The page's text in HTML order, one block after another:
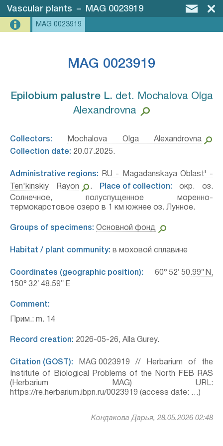
Vascular plants – MAG 0023919
MAG 0023919
MAG 0023919
Epilobium palustre L.⁣ det. Mochalova Olga
Alexandrovna
Collectors:
Mochalova Olga Alexandrovna
Collection date: 20.07.2025.
Administrative regions:
RU - Magadanskaya Oblast' -
Ten'kinskiy Rayon
. Place of collection: окр. оз.
Солнечное, полуспущенное моренно-
термокарстовое озеро в 1 км южнее оз. Лунное.
Groups of specimens: Основной фонд
Habitat / plant community: в моховой сплавине
Coordinates (geographic position):
60° 52′ 50.99″ N,
150° 32′ 48.59″ E
Comment:
Прим.: m. 14
Record creation: 2026-05-26, Alla Gurey.
Citation (GOST): MAG 0023919 // Herbarium of the
Institute of Biological Problems of the North FEB RAS
(Herbarium MAG) URL:
https://re.herbarium.ibpn.ru/0023919 (access date: …)
Кондакова Дарья, 28.05.2026 02:48